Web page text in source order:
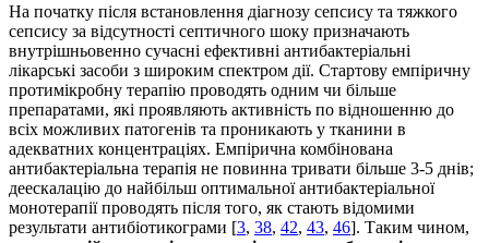
На початку після встановлення діагнозу сепсису та тяжкого
сепсису за відсутності септичного шоку призначають
внутрішньовенно сучасні ефективні антибактеріальні
лікарські засоби з широким спектром дії. Стартову емпіричну
протимікробну терапію проводять одним чи більше
препаратами, які проявляють активність по відношенню до
всіх можливих патогенів та проникають у тканини в
адекватних концентраціях. Емпірична комбінована
антибактеріальна терапія не повинна тривати більше 3-5 днів;
деескалацію до найбільш оптимальної антибактеріальної
монотерапії проводять після того, як стають відомими
результати антибіотикограми [3, 38, 42, 43, 46]. Таким чином,